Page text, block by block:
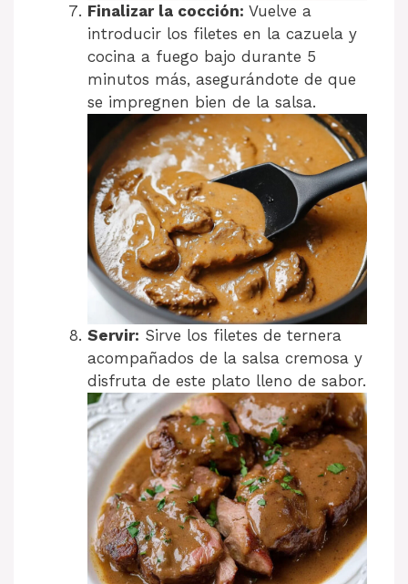
Finalizar la cocción: Vuelve a
introducir los filetes en la cazuela y
cocina a fuego bajo durante 5
minutos más, asegurándote de que
se impregnen bien de la salsa.
Servir: Sirve los filetes de ternera
acompañados de la salsa cremosa y
disfruta de este plato lleno de sabor.